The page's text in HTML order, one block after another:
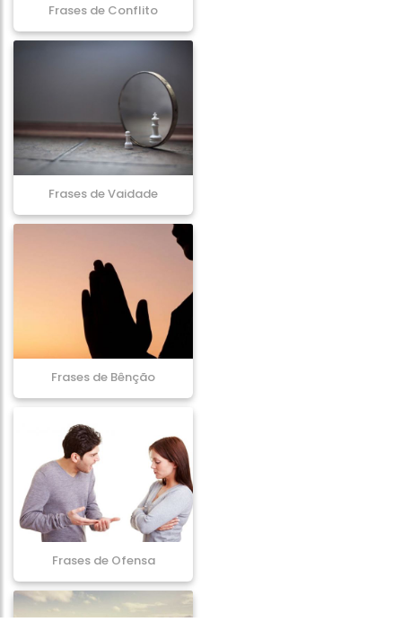
Frases de Conflito
Frases de Vaidade
Frases de Bênção
Frases de Ofensa